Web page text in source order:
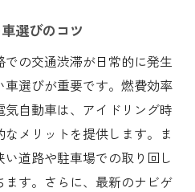
選びのコツ
の交通渋滞が日常的に発生
車選びが重要です。燃費効率
自動車は、アイドリング時
メリットを提供します。ま
道路や駐車場での取り回し
す。さらに、最新のナビゲ